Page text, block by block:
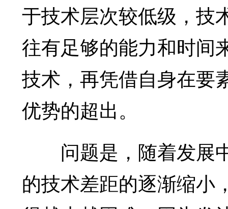
于技术层次较低级，技
往有足够的能力和时间
技术，再凭借自身在要
优势的超出。
问题是，随着发展
的技术差距的逐渐缩小